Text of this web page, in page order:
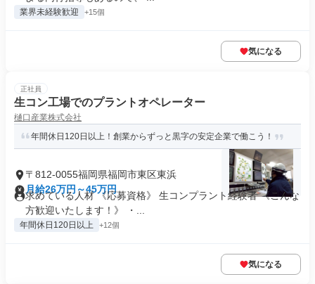
業界未経験歓迎 +15個
気になる
正社員
生コン工場でのプラントオペレーター
樋口産業株式会社
年間休日120日以上！創業からずっと黒字の安定企業で働こう！
〒812-0055福岡県福岡市東区東浜
月給26万円～45万円
求めている人材 《応募資格》 生コンプラント経験者 《こんな
方歓迎いたします！》 ・...
年間休日120日以上 +12個
気になる